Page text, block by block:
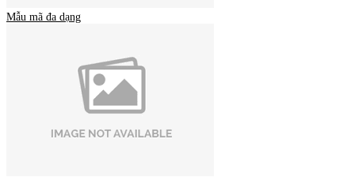
Mẫu mã đa dạng